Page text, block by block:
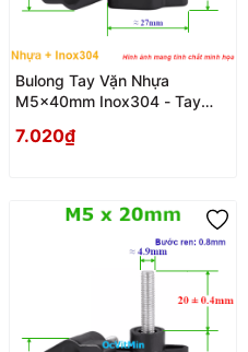
Bulong Tay Vặn Nhựa
M5x40mm Inox304 - Tay
7.020₫